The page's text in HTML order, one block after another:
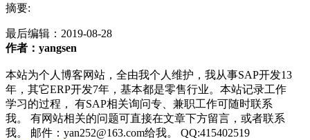
摘要:
最后编辑： 2019-08-28
作者：yangsen
本站为个人博客网站，全由我个人维护，我从事SAP开发13
年，其它ERP开发7年，基本都是零售行业。本站记录工作
学习的过程， 有SAP相关询问专、兼职工作可随时联系
我。 有网站相关的问题可直接在文章下方留言，或者联系
我。 邮件：yan252@163.com给我。 QQ:415402519